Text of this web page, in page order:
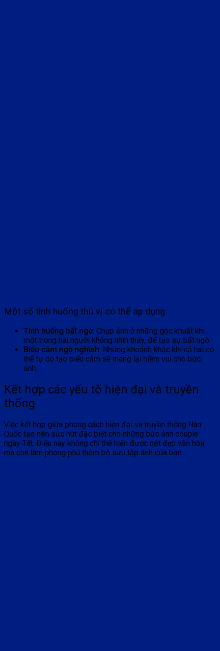
Một số tình huống thú vị có thể áp dụng
Tình huống bất ngờ: Chụp ảnh ở những góc khuất khi
một trong hai người không nhìn thấy, để tạo sự bất ngờ.
Biểu cảm ngộ nghĩnh: Những khoảnh khắc khi cả hai có
thể tự do tạo biểu cảm sẽ mang lại niềm vui cho bức
ảnh.
Kết hợp các yếu tố hiện đại và truyền
thống
Việc kết hợp giữa phong cách hiện đại và truyền thống Hàn
Quốc tạo nên sức hút đặc biệt cho những bức ảnh couple
ngày Tết. Điều này không chỉ thể hiện được nét đẹp văn hóa
mà còn làm phong phú thêm bộ sưu tập ảnh của bạn.